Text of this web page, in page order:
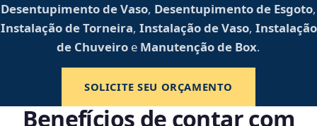
Desentupimento de Vaso, Desentupimento de Esgoto,
Instalação de Torneira, Instalação de Vaso, Instalação
de Chuveiro e Manutenção de Box.
SOLICITE SEU ORÇAMENTO
Benefícios de contar com